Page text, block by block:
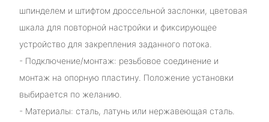
шпинделем и штифтом дроссельной заслонки, цветовая
шкала для повторной настройки и фиксирующее
устройство для закрепления заданного потока.
- Подключение/монтаж: резьбовое соединение и
монтаж на опорную пластину. Положение установки
выбирается по желанию.
- Материалы: сталь, латунь или нержавеющая сталь.